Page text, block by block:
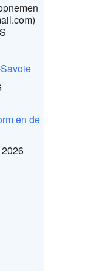
en de